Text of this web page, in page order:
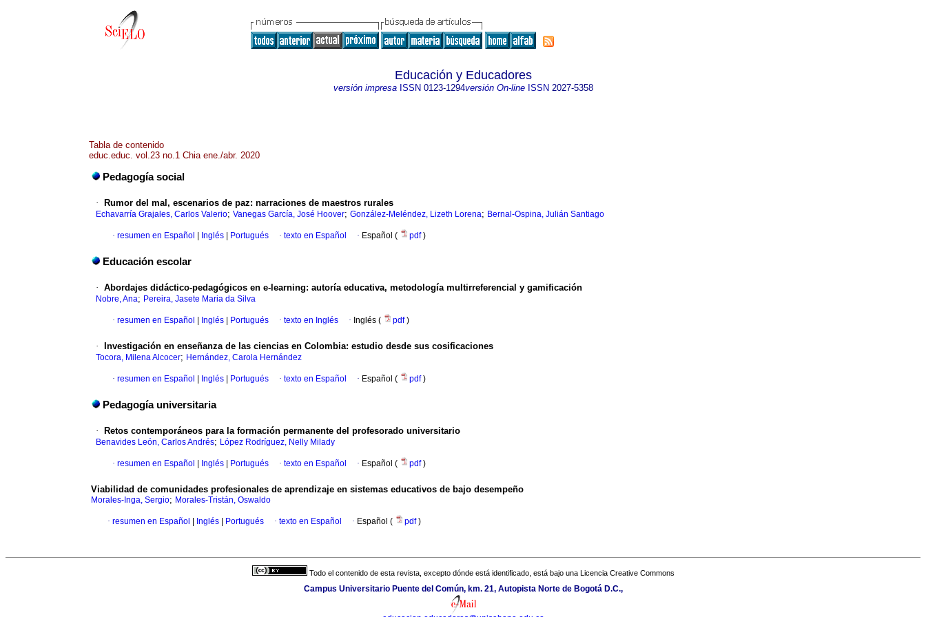
Educación y Educadores
versión impresaISSN 0123-1294versión On-lineISSN 2027-5358
Tabla de contenido
educ.educ. vol.23 no.1 Chia ene./abr. 2020
Pedagogía social
· Rumor del mal, escenarios de paz: narraciones de maestros rurales
Echavarría Grajales, Carlos Valerio; Vanegas García, José Hoover; González-Meléndez, Lizeth Lorena; Bernal-Ospina, Julián Santiago
· resumen en Español Inglés Portugués · texto en Español · Español ( pdf)
Educación escolar
· Abordajes didáctico-pedagógicos en e-learning: autoría educativa, metodología multirreferencial y gamificación
Nobre, Ana; Pereira, Jasete Maria da Silva
· resumen en Español Inglés Portugués · texto en Inglés · Inglés ( pdf)
· Investigación en enseñanza de las ciencias en Colombia: estudio desde sus cosificaciones
Tocora, Milena Alcocer; Hernández, Carola Hernández
· resumen en Español Inglés Portugués · texto en Español · Español ( pdf)
Pedagogía universitaria
· Retos contemporáneos para la formación permanente del profesorado universitario
Benavides León, Carlos Andrés; López Rodríguez, Nelly Milady
· resumen en Español Inglés Portugués · texto en Español · Español ( pdf)
Viabilidad de comunidades profesionales de aprendizaje en sistemas educativos de bajo desempeño
Morales-Inga, Sergio; Morales-Tristán, Oswaldo
· resumen en Español Inglés Portugués · texto en Español · Español ( pdf)
Todo el contenido de esta revista, excepto dónde está identificado, está bajo una Licencia Creative Commons
Campus Universitario Puente del Común, km. 21, Autopista Norte de Bogotá D.C.,